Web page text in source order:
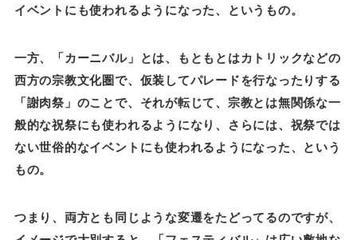
イベントにも使われるようになった、というもの。
一方、「カーニバル」とは、もともとはカトリックなどの
西方の宗教文化圏で、仮装してパレードを行なったりする
「謝肉祭」のことで、それが転じて、宗教とは無関係な一
般的な祝祭にも使われるようになり、さらには、祝祭では
ない世俗的なイベントにも使われるようになった、という
もの。
つまり、両方とも同じような変遷をたどってるのですが、